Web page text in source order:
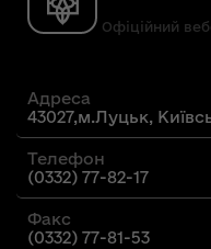
Офіційний
Адреса
43027,м.Луцьк,
Телефон
(0332) 77-82-17
Факс
(0332) 77-81-53